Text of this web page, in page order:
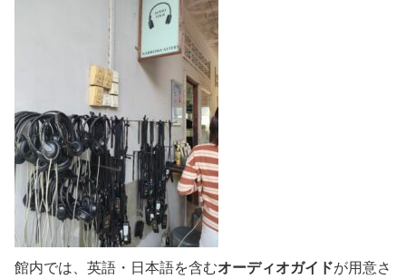
館内では、英語・日本語を含むオーディオガイドが用意さ